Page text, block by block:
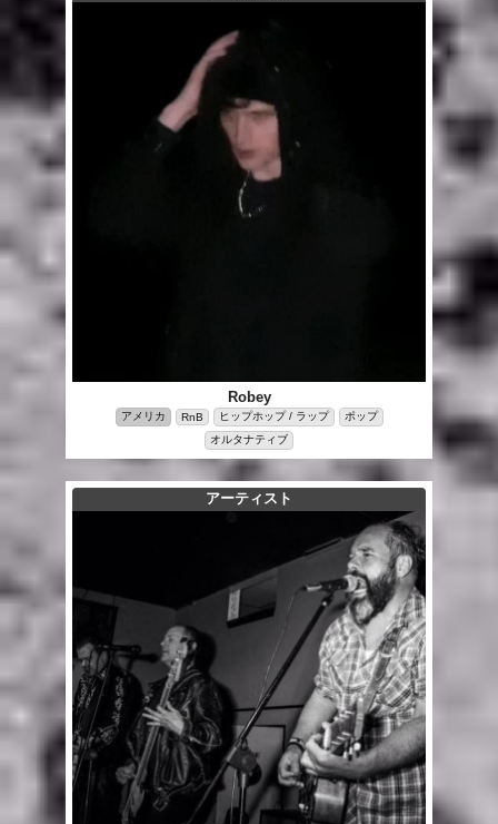
Robey
アメリカ RnB ヒップホップ / ラップ
ポップ
オルタナティブ
アーティスト